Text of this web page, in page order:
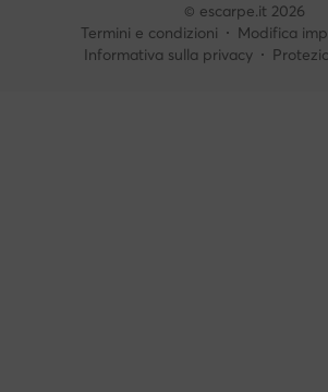
© escarpe.it 2026
Termini e condizioni
Modifica
Informativa sulla privacy